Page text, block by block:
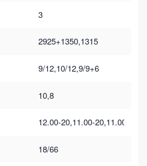
3
2925+1350,1315
9/12,10/12,9/9+6
10,8
12.00-20,11.00-
18/66